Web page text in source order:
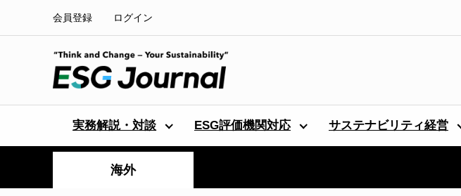
会員登録 ログイン
実務解説・対談 ESG評価機関対応 サステナビリティ経営
海外